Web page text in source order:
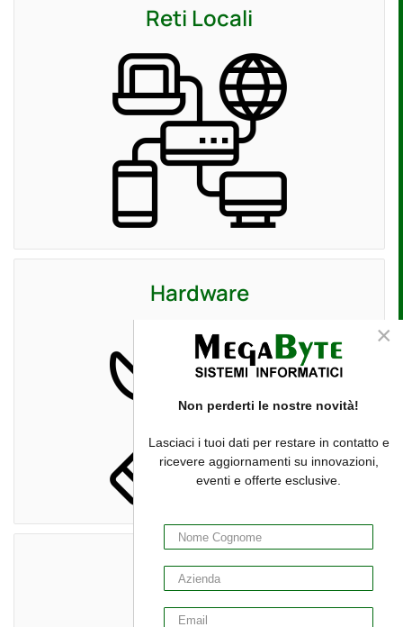
Reti Locali
Hardware
Software
×
Non perderti le nostre novità!
Lasciaci i tuoi dati per restare in contatto e
ricevere aggiornamenti su innovazioni,
eventi e offerte esclusive.